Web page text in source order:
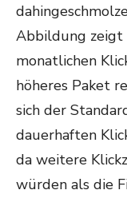
Abbildung zeigt
monatlichen
höheres Paket
sich der
dauerhaften
da weitere
würden als die